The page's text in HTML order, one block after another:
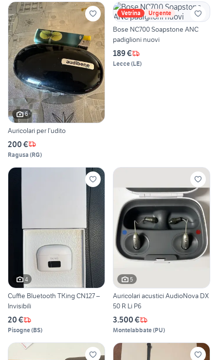
6
Auricolari per l’udito
200 €
Ragusa (RG)
Vetrina Urgente
Bose NC700 Soapstone ANC
padiglioni nuovi
189 €
Lecce(LE)
4
Cuffie Bluetooth TKing CN127 –
Invisibili
20 €
Pisogne(BS)
5
Auricolari acustici AudioNova DX
50 R Li P6
3.500 €
Montelabbate(PU)